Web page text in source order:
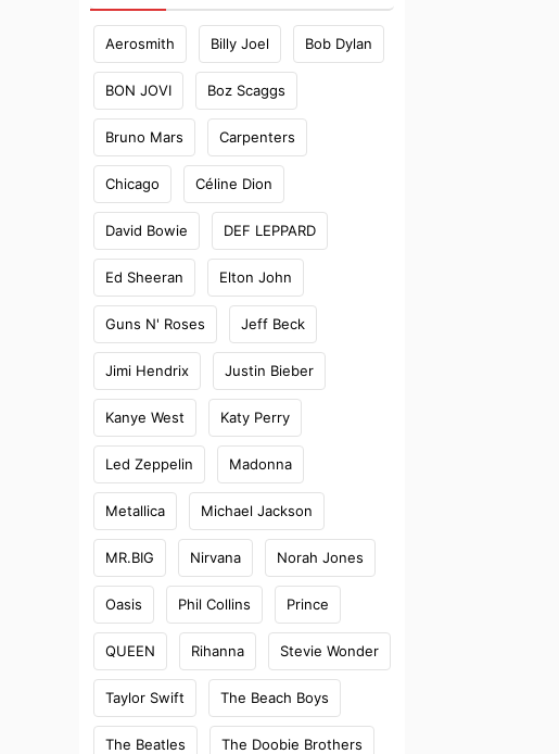
Aerosmith Billy Joel Bob Dylan
BON JOVI Boz Scaggs
Bruno Mars Carpenters
Chicago Céline Dion
David Bowie DEF LEPPARD
Ed Sheeran Elton John
Guns N' Roses Jeff Beck
Jimi Hendrix Justin Bieber
Kanye West Katy Perry
Led Zeppelin Madonna
Metallica Michael Jackson
MR.BIG Nirvana Norah Jones
Oasis Phil Collins Prince
QUEEN Rihanna Stevie Wonder
Taylor Swift The Beach Boys
The Beatles The Doobie Brothers